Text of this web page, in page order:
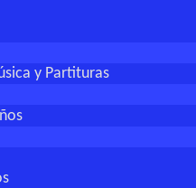
y Partituras